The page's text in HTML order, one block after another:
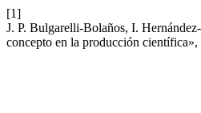
[1]
J. P. Bulgarelli-Bolaños, I.
concepto en la producción científica»,